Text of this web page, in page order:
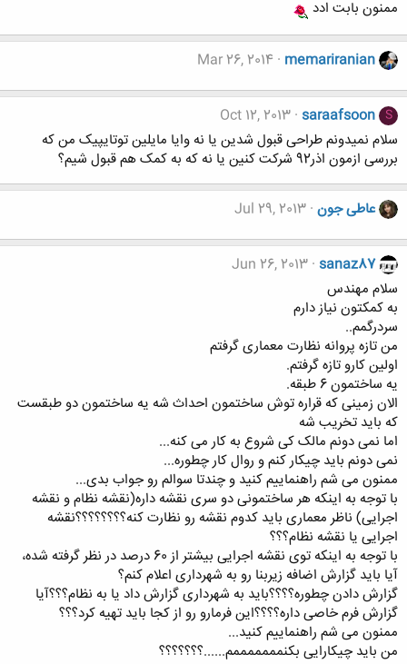
ممنون بابت ادد
memariranian
Mar 26, 2014
S
saraafsoon
Oct 12, 2013
سلام نمیدونم طراحی قبول شدین یا نه وایا مایلین توتایپیک من که
بررسی ازمون اذر92 شرکت کنین یا نه که به کمک هم قبول شیم؟
عاطی جون Jul 29, 2013
sanaz87
Jun 26, 2013
سلام مهندس
به کمکتون نیاز دارم
سردرگمم..
من تازه پروانه نظارت معماری گرفتم
اولین کارو تازه گرفتم.
یه ساختمون 6 طبقه.
الان زمینی که قراره توش ساختمون احداث شه یه ساختمون دو طبقست
که باید تخریب شه
اما نمی دونم مالک کی شروع به کار می کنه...
نمی دونم باید چیکار کنم و روال کار چطوره...
ممنون می شم راهنماییم کنید و چندتا سوالم رو جواب بدی...
با توجه به اینکه هر ساختمونی دو سری نقشه داره(نقشه نظام و نقشه
اجرایی) ناظر معماری باید کدوم نقشه رو نظارت کنه؟؟؟؟؟؟؟؟نقشه
اجرایی یا نقشه نظام؟؟؟
با توجه به اینکه توی نقشه اجرایی بیشتر از 60 درصد در نظر گرفته شده،
آیا باید گزارش اضافه زیربنا رو به شهرداری اعلام کنم؟
گزارش دادن چطوره؟؟؟؟باید به شهرداری گزارش داد یا به نظام؟؟؟آیا
گزارش فرم خاصی داره؟؟؟؟این فرمارو رو از کجا باید تهیه کرد؟؟؟
ممنون می شم راهنماییم کنید...
من باید چیکارایی بکنمممممممم......؟؟؟؟؟؟؟